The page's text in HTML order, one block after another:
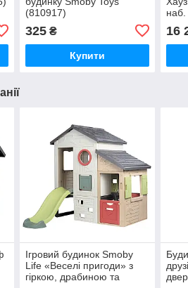
(810917)
325₴
Купити
наб.
16
Ігровий будинок Smoby
Life «Веселі пригоди» з
гіркою, драбиною та